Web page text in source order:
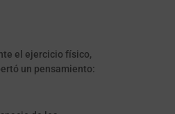
el ejercicio físico,
un pensamiento: